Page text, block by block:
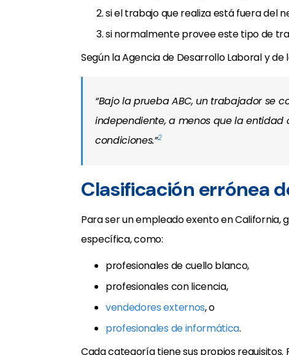
si el trabajo que realiza está fuera del
si normalmente provee este tipo de
Según la Agencia de Desarrollo Laboral y de
“Bajo la prueba ABC, un trabajador se
independiente, a menos que la
condiciones.”2
Clasificación errónea
Para ser un empleado exento en
específica, como:
profesionales de cuello blanco,
profesionales con licencia,
vendedores externos, o
profesionales de informática.
Cada categoría tiene sus propios requisitos.